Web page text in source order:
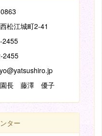
江城町2-41
2455
2455
園長 藤澤 優子
ター